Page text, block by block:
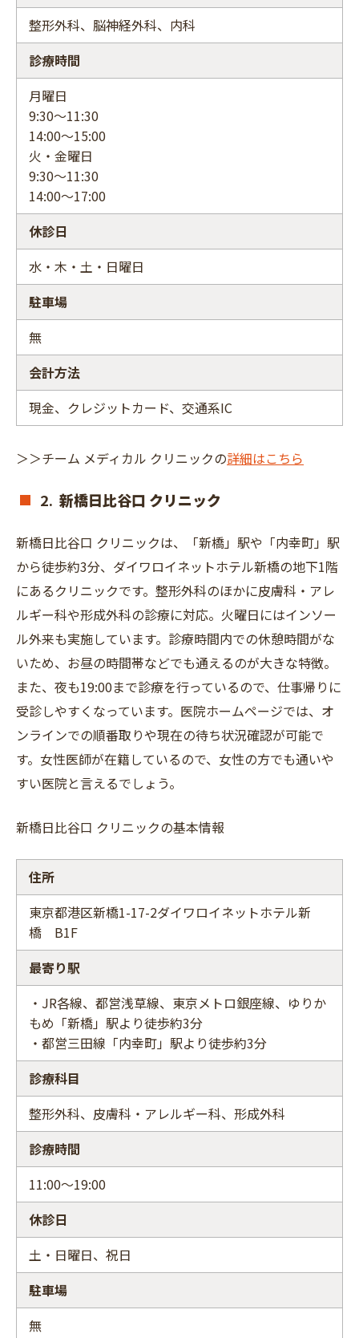
整形外科、脳神経外科、内科
診療時間
月曜日
9:30～11:30
14:00～15:00
火・金曜日
9:30～11:30
14:00〜17:00
休診日
水・木・土・日曜日
駐車場
無
会計方法
現金、クレジットカード、交通系IC
＞＞チーム メディカル クリニックの詳細はこちら
2. 新橋日比谷口 クリニック
新橋日比谷口 クリニックは、「新橋」駅や「内幸町」駅
から徒歩約3分、ダイワロイネットホテル新橋の地下1階
にあるクリニックです。整形外科のほかに皮膚科・アレ
ルギー科や形成外科の診療に対応。火曜日にはインソー
ル外来も実施しています。診療時間内での休憩時間がな
いため、お昼の時間帯などでも通えるのが大きな特徴。
また、夜も19:00まで診療を行っているので、仕事帰りに
受診しやすくなっています。医院ホームページでは、オ
ンラインでの順番取りや現在の待ち状況確認が可能で
す。女性医師が在籍しているので、女性の方でも通いや
すい医院と言えるでしょう。
新橋日比谷口 クリニックの基本情報
住所
東京都港区新橋1-17-2ダイワロイネットホテル新
橋 B1F
最寄り駅
・JR各線、都営浅草線、東京メトロ銀座線、ゆりか
もめ「新橋」駅より徒歩約3分
・都営三田線「内幸町」駅より徒歩約3分
診療科目
整形外科、皮膚科・アレルギー科、形成外科
診療時間
11:00～19:00
休診日
土・日曜日、祝日
駐車場
無